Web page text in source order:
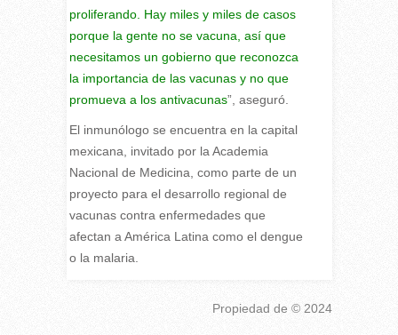
proliferando. Hay miles y miles de casos
porque la gente no se vacuna, así que
necesitamos un gobierno que reconozca
la importancia de las vacunas y no que
promueva a los antivacunas”, aseguró.
El inmunólogo se encuentra en la capital
mexicana, invitado por la Academia
Nacional de Medicina, como parte de un
proyecto para el desarrollo regional de
vacunas contra enfermedades que
afectan a América Latina como el dengue
o la malaria.
Propiedad de © 2024